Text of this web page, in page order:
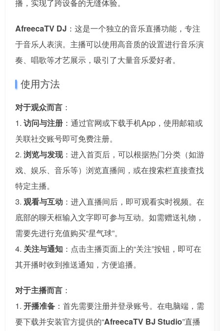
播，实现了跨设备的无缝体验。
AfreecaTV DJ ：这是一个独立的音乐直播功能，专注
于音乐人表演。主播可以使用高音质的设置进行音乐演
奏、唱歌等才艺展示，吸引了大量音乐爱好者。
使用方法
对于观众而言 ：
1. 访问与注册 ：通过官网或下载手机App，使用邮箱或
关联社交账号即可免费注册。
2. 浏览与发现：进入首页后，可以根据热门分类（如游
戏、娱乐、音乐等）浏览直播间，或在搜索栏直接查找
特定主播。
3. 观看与互动 ：进入直播间后，即可观看实时视频。在
底部的聊天框输入文字即可参与互动。如需赠送礼物，
需要先进行充值购买“星气球”。
4. 关注与通知 ：点击主播页面上的“关注”按钮，即可在
其开播时收到推送通知，方便追播。
对于主播而言 ：
1. 开播准备 ：首先需要注册并登录账号。在电脑端，需
要下载并安装官方提供的“AfreecaTV BJ Studio”直播